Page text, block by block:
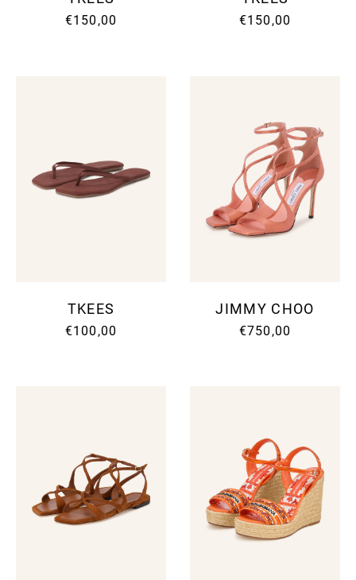
€150,00 €150,00
TKEES
€100,00
JIMMY CHOO
€750,00